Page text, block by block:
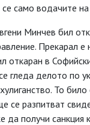
само водачите на
Минчев бил
Прекарал е
откаран в
гледа делото по
То
се разпитват
да получи санкция